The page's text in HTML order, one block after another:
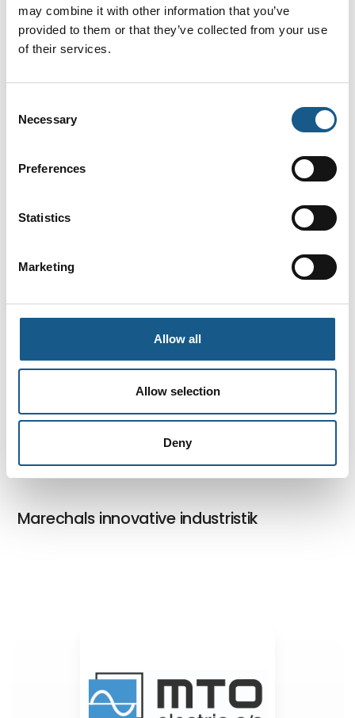
may combine it with other information that you’ve
provided to them or that they’ve collected from your use
of their services.
Selection
Necessary
Preferences
Statistics
Marketing
Allow all
Allow selection
Deny
Crimp-, klippe- og
afisoleringsmaskiner
Kontaktorer, termorelæer og
Bredt udvalg af crimp-, klippe- og
Stort udvalg af transformere i alle
MTO electric's monteringsledninger
Marechals innovative industristik